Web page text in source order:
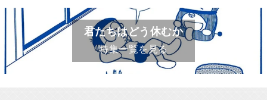
君たちはどう休むか
特集一覧を見る